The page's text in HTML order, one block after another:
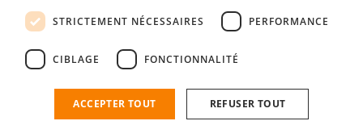
Profil Employeur gratuit
Vous pouvez vous connecter sur StudentJob si vous avez créé un
n'est plus qu'à quelques clics.
STRICTEMENT NÉCESSAIRES PERFORMANCE
CIBLAGE FONCTIONNALITÉ
ACCEPTER TOUT REFUSER TOUT